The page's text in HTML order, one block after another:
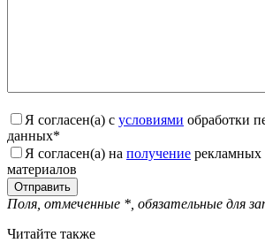
Я согласен(а) с условиями обработки
данных*
Я согласен(а) на получение
материалов
Поля, отмеченные *, обязательные для
Читайте также